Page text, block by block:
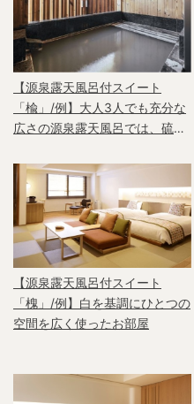
【源泉露天風呂付スイート
「楡」/例】大人3人でも充分な
広さの源泉露天風呂では、硫黄
【源泉露天風呂付スイート
「槐」/例】白を基調にひとつの
空間を広く使ったお部屋